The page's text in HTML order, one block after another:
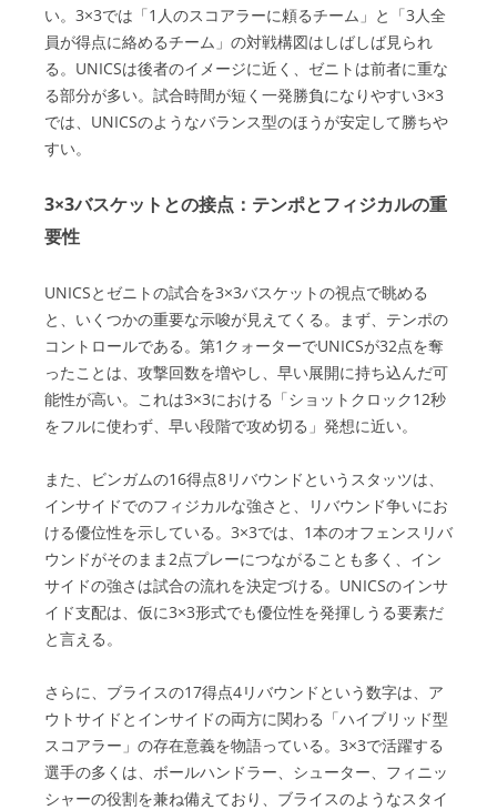
い。3×3では「1人のスコアラーに頼るチーム」と「3人全
員が得点に絡めるチーム」の対戦構図はしばしば見られ
る。UNICSは後者のイメージに近く、ゼニトは前者に重な
る部分が多い。試合時間が短く一発勝負になりやすい3×3
では、UNICSのようなバランス型のほうが安定して勝ちや
すい。
3×3バスケットとの接点：テンポとフィジカルの重
要性
UNICSとゼニトの試合を3×3バスケットの視点で眺める
と、いくつかの重要な示唆が見えてくる。まず、テンポの
コントロールである。第1クォーターでUNICSが32点を奪
ったことは、攻撃回数を増やし、早い展開に持ち込んだ可
能性が高い。これは3×3における「ショットクロック12秒
をフルに使わず、早い段階で攻め切る」発想に近い。
また、ビンガムの16得点8リバウンドというスタッツは、
インサイドでのフィジカルな強さと、リバウンド争いにお
ける優位性を示している。3×3では、1本のオフェンスリバ
ウンドがそのまま2点プレーにつながることも多く、イン
サイドの強さは試合の流れを決定づける。UNICSのインサ
イド支配は、仮に3×3形式でも優位性を発揮しうる要素だ
と言える。
さらに、ブライスの17得点4リバウンドという数字は、ア
ウトサイドとインサイドの両方に関わる「ハイブリッド型
スコアラー」の存在意義を物語っている。3×3で活躍する
選手の多くは、ボールハンドラー、シューター、フィニッ
シャーの役割を兼ね備えており、ブライスのようなスタイ